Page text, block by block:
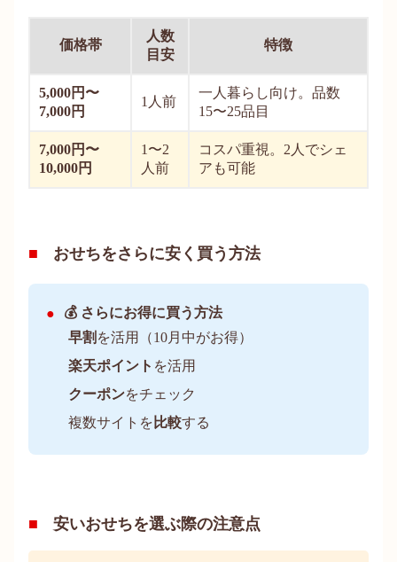
価格帯
人数
目安
特徴
5,000円〜
7,000円
1人前
一人暮らし向け。品数
15〜25品目
7,000円〜
10,000円
1〜2
人前
コスパ重視。2人でシェ
アも可能
おせちをさらに安く買う方法
💰 さらにお得に買う方法
早割 を活用（10月中がお得）
楽天ポイント を活用
クーポンをチェック
複数サイトを 比較する
安いおせちを選ぶ際の注意点